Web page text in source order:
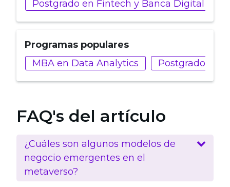
Postgrado en Fintech y Banca Digital
Programas populares
MBA en Data Analytics
Postgrado en
FAQ's del artículo
¿Cuáles son algunos modelos de
negocio emergentes en el
metaverso?